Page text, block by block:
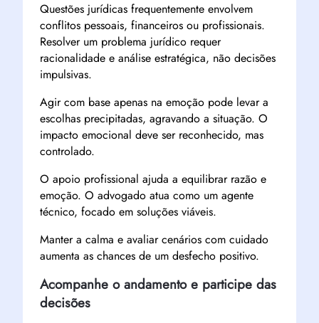
Questões jurídicas frequentemente envolvem
conflitos pessoais, financeiros ou profissionais.
Resolver um problema jurídico requer
racionalidade e análise estratégica, não decisões
impulsivas.
Agir com base apenas na emoção pode levar a
escolhas precipitadas, agravando a situação. O
impacto emocional deve ser reconhecido, mas
controlado.
O apoio profissional ajuda a equilibrar razão e
emoção. O advogado atua como um agente
técnico, focado em soluções viáveis.
Manter a calma e avaliar cenários com cuidado
aumenta as chances de um desfecho positivo.
Acompanhe o andamento e participe das
decisões